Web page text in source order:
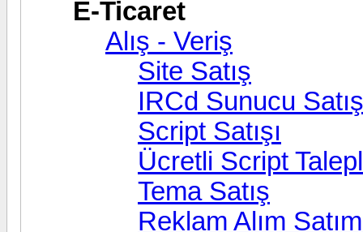
E-Ticaret
Alış - Veriş
Site Satış
IRCd Sunucu
Script Satışı
Ücretli Script
Tema Satış
Reklam Alım